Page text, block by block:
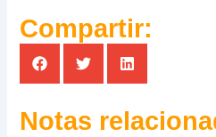
Compartir:
Notas